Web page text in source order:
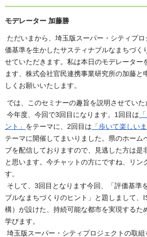
モデレーター 加藤勝
ただいまから、埼玉版スーパー・シティプ
価基準を生かしたサスティナブルなまちづく
せていただきます。私は本日のモデレーター
ます、株式会社官民連携事業研究所の加藤と
しくお願いいたします。
では、このセミナーの趣旨を説明させていた
今年度、今回で3回目になります。1回目は
ント」 をテーマに、2回目は 「歩いて楽しい
テーマに開催してまいりました。県のホーム
ブを配信しておりますので、見逃した方は是
と思います。今チャットの方にですね、リン
す。
そして、3回目となります今回、「評価基準
ブルなまちづくりのヒント」と題しまして、
構）が設けた、持続可能な都市を実現するた
学びます。
埼玉版スーパー・シティプロジェクトの取